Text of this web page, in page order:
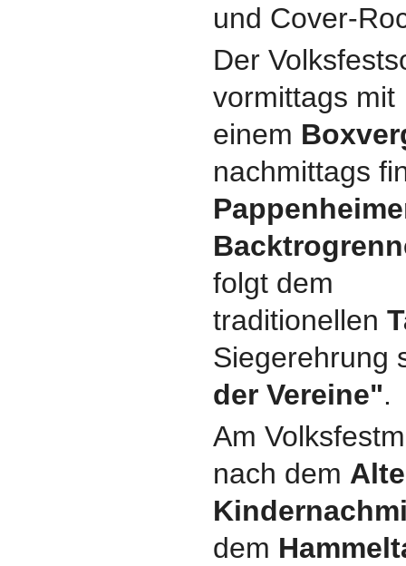
und Cover-
Der
vormittags mit
einem
nachmittags
folgt dem
traditionellen
Siegerehrung
der Vereine".
Am
nach dem
dem